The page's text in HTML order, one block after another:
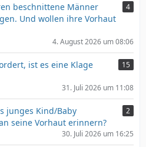
beschnittene Männer
Und wollen ihre Vorhaut
4
4. August 2026 um 08:06
ist es eine Klage
15
31. Juli 2026 um 11:08
junges Kind/Baby
seine Vorhaut erinnern?
2
30. Juli 2026 um 16:25